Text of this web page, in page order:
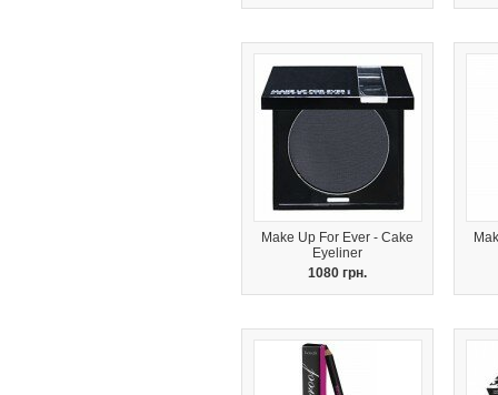
Make Up For Ever - Cake
Eyeliner
1080 грн.